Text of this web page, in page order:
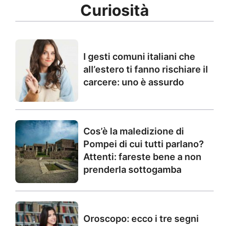
Curiosità
I gesti comuni italiani che
all’estero ti fanno rischiare il
carcere: uno è assurdo
Cos’è la maledizione di
Pompei di cui tutti parlano?
Attenti: fareste bene a non
prenderla sottogamba
Oroscopo: ecco i tre segni